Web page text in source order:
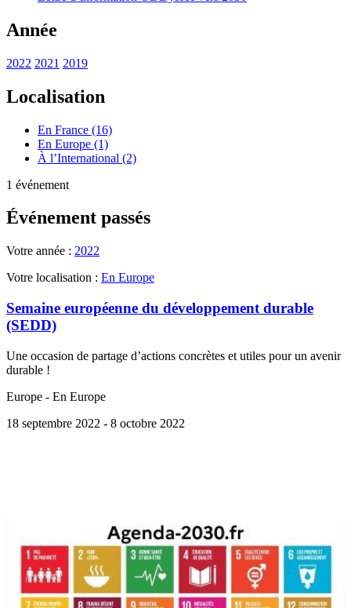
Année
2022 2021 2019
Localisation
En France (16)
En Europe (1)
À l’International (2)
1 événement
Événement passés
Votre année : 2022
Votre localisation : En Europe
Semaine européenne du développement durable
(SEDD)
Une occasion de partage d’actions concrètes et utiles pour un avenir
durable !
Europe - En Europe
18 septembre 2022 - 8 octobre 2022